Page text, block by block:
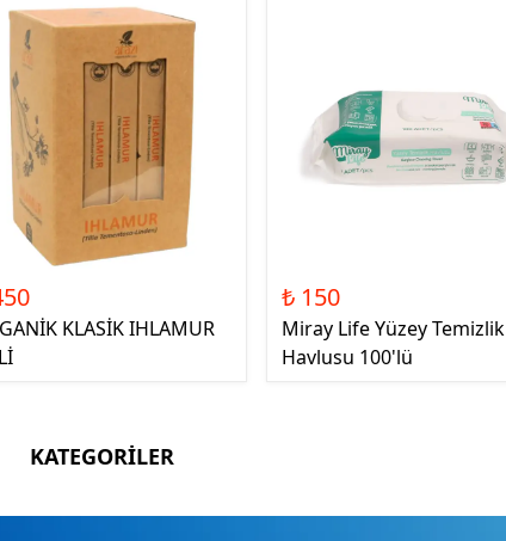
KLASİK IHLAMUR
₺ 150
Miray Life Yüzey Temizlik
Havlusu 100'lü
KATEGORİLER